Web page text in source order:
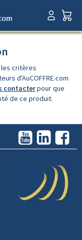
critères
d'AuCOFFRE.com
contacterpour que
de ce produit.